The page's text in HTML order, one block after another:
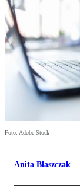
Foto: Adobe Stock
Anita Błaszczak